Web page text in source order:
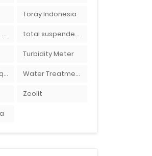
Toray Indonesia
total dissolved solid total suspended solid
Turbidity Meter
UV Sterilight Viqua Water Treatment
Zeolit